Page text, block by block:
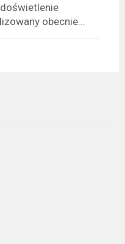
obecnie...